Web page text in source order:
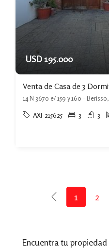
USD 195.000
14 N 3670 e/ 159 y 160 -
AXI-215625 3 3
1 2
Encuentra tu propiedad